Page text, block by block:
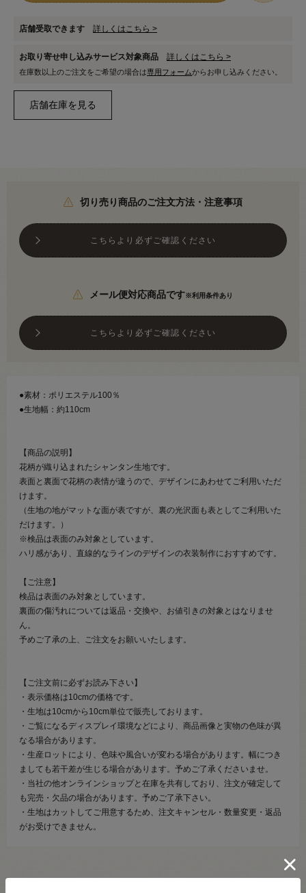
店舗受取できます 詳しくはこちら >
お取り寄せ申し込みサービス対象商品 詳しくはこちら >
在庫数以上のご注文をご希望の場合は専用フォームからお申し込みください。
切り売り商品のご注文方法・注意事項
こちらより必ずご確認ください
メール便対応商品です※利用条件あり
こちらより必ずご確認ください
●素材：ポリエステル100％
●生地幅：約110cm
【商品の説明】
花柄が織り込まれたシャンタン生地です。
表面と裏面で花柄の表情が違うので、デザインにあわせてご利用いただ
けます。
（生地の地がマットな面が表ですが、裏の光沢面も表としてご利用いた
だけます。）
※検品は表面のみ対象としています。
ハリ感があり、直線的なラインのデザインの衣装制作におすすめです。
【ご注意】
検品は表面のみ対象としています。
裏面の傷汚れについては返品・交換や、お値引きの対象とはなりませ
ん。
予めご了承の上、ご注文をお願いいたします。
【ご注文前に必ずお読み下さい】
・表示価格は10cmの価格です。
・生地は10cmから10cm単位で販売しております。
・ご覧になるディスプレイ環境などにより、商品画像と実物の色味が異
なる場合があります。
・生産ロットにより、色味や風合いが変わる場合があります。幅につき
ましても若干差が生じる場合があります。予めご了承くださいませ。
・当社の他オンラインショップと在庫を共有しており、注文が確定して
も完売・欠品の場合があります。予めご了承下さい。
・生地はカットしてご用意するため、注文キャンセル・数量変更・返品
がお受けできません。